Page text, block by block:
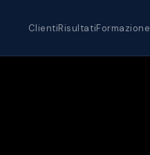
ClientiRisultatiFormazione